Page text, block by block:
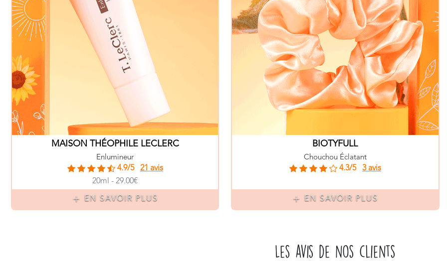
MAISON THÉOPHILE LECLERC
Enlumineur
4.9/5
21 avis
20ml - 29.00€
EN SAVOIR PLUS
BIOTYFULL
Chouchou Éclatant
4.3/5 3 avis
EN SAVOIR PLUS
Les avis de nos clients